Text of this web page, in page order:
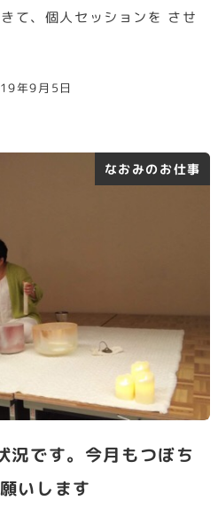
て、個人セッションを させ
年9月5日
なおみのお仕事
況です。今月もつぼち
いします